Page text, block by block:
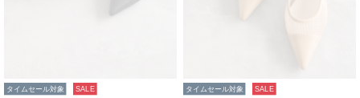
タイムセール対象 SALE タイムセール対象 SALE